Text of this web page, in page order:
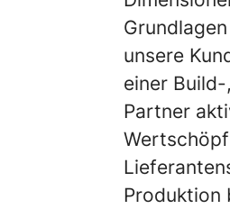
unsere
einer
Partner
Produktion